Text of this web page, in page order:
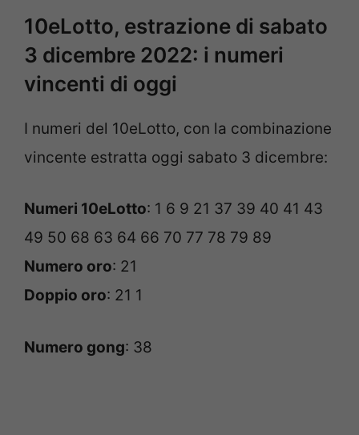
10eLotto, estrazione di sabato
3 dicembre 2022: i numeri
vincenti di oggi
I numeri del 10eLotto, con la combinazione
vincente estratta oggi sabato 3 dicembre:
Numeri 10eLotto: 1 6 9 21 37 39 40 41 43
49 50 68 63 64 66 70 77 78 79 89
Numero oro: 21
Doppio oro: 21 1
Numero gong: 38